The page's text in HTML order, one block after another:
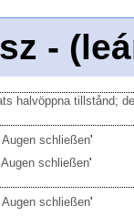
-
halvöppna tillstånd;
Augen schließen'
schließen'
Augen schließen'